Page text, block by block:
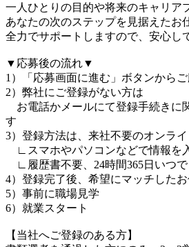
一人ひとりの目的や将来のキャリア
あなたの次のステップを見据えたお
全力でサポートしますので、安心
▼応募後の流れ▼
1）「応募画面に進む」ボタンから
2）弊社にご登録がない方は
お電話かメールにて登録手続きに
す
3）登録方法は、来社不要のオンラ
∟スマホやパソコンなどで情報を
∟履歴書不要、24時間365日いつで
4）登録完了後、希望にマッチした
5）事前に職場見学
6）就業スタート
【当社へご登録のある方】